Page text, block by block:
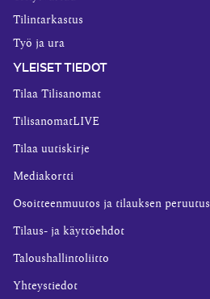
Tilintarkastus
Työ ja ura
YLEISET TIEDOT
Tilaa Tilisanomat
TilisanomatLIVE
Tilaa uutiskirje
Mediakortti
Osoitteenmuutos ja tilauksen peruutus
Tilaus- ja käyttöehdot
Taloushallintoliitto
Yhteystiedot